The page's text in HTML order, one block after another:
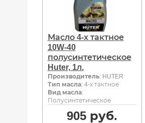
Масло 4-х тактное
10W-40
полусинтетическое
Huter, 1л.
Производитель: HUTER
Тип масла: 4-х тактное
Вид масла:
Полусинтетическое
905руб.